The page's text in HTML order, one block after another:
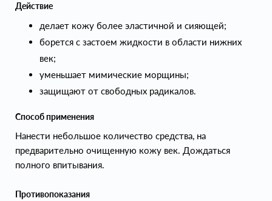
Действие
делает кожу более эластичной и сияющей;
борется с застоем жидкости в области нижних
век;
уменьшает мимические морщины;
защищают от свободных радикалов.
Способ применения
Нанести небольшое количество средства, на
предварительно очищенную кожу век. Дождаться
полного впитывания.
Противопоказания